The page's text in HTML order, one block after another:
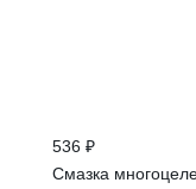
536 ₽
Смазка